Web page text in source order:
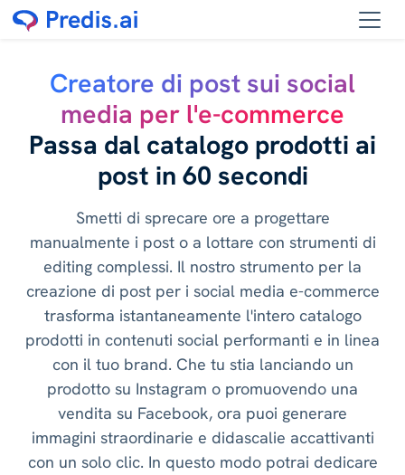
Creatore di post sui social
media per l'e-commerce
Passa dal catalogo prodotti ai
post in 60 secondi
Smetti di sprecare ore a progettare
manualmente i post o a lottare con strumenti di
editing complessi. Il nostro strumento per la
creazione di post per i social media e-commerce
trasforma istantaneamente l'intero catalogo
prodotti in contenuti social performanti e in linea
con il tuo brand. Che tu stia lanciando un
prodotto su Instagram o promuovendo una
vendita su Facebook, ora puoi generare
immagini straordinarie e didascalie accattivanti
con un solo clic. In questo modo potrai dedicare